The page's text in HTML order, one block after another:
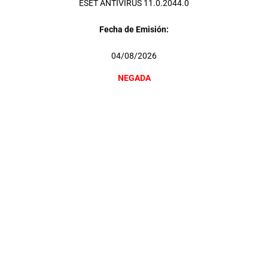
ESET ANTIVIRUS 11.0.2044.0
Fecha de Emisión:
04/08/2026
NEGADA